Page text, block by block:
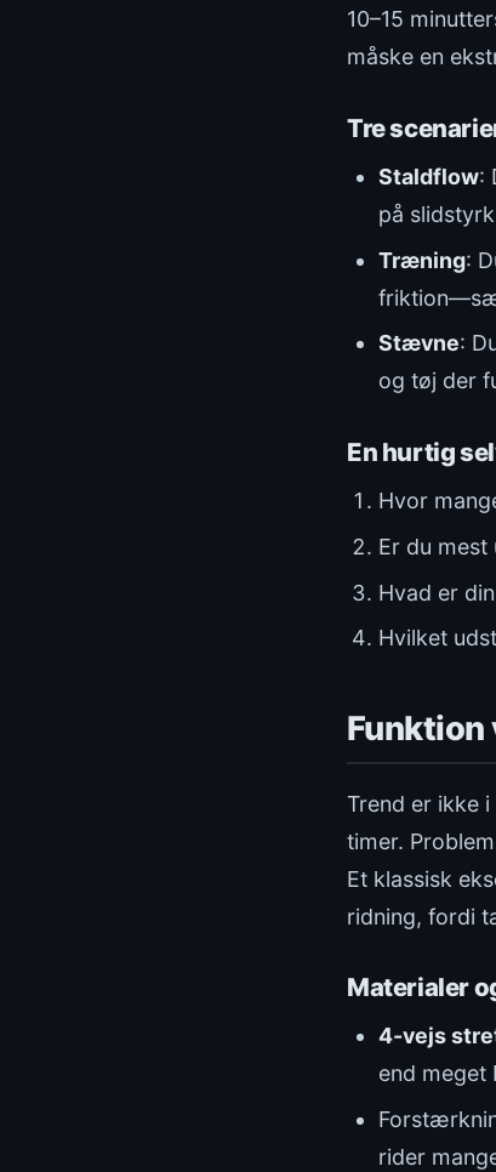
10–15
måske en
Tre
Staldflow:
på
Træning:
Stævne:
og tøj der
En hurtig
Hvor
Er du
Hvad er
Hvilket
Funktion
Trend er ikke
timer.
Et klassisk
ridning, fordi
Materialer
4-vejs
end meget
rider